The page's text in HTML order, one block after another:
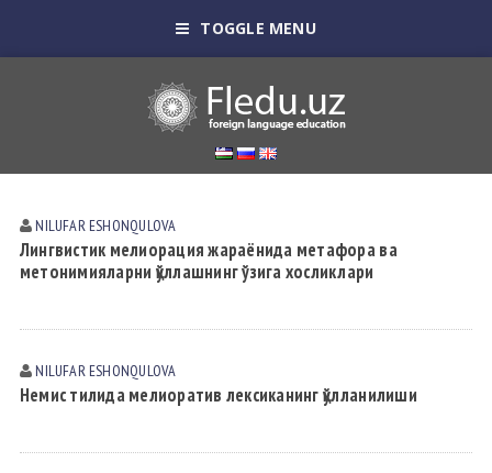
TOGGLE MENU
NILUFAR ESHONQULOVА
Лингвистик мелиорация жараёнида метафора ва
метонимияларни қўллашнинг ўзига хосликлари
NILUFAR ESHONQULOVА
Немис тилида мелиоратив лексиканинг қўлланилиши